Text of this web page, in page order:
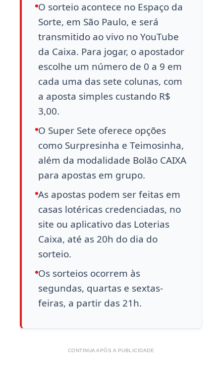
O sorteio acontece no Espaço da
Sorte, em São Paulo, e será
transmitido ao vivo no YouTube
da Caixa. Para jogar, o apostador
escolhe um número de 0 a 9 em
cada uma das sete colunas, com
a aposta simples custando R$
3,00.
O Super Sete oferece opções
como Surpresinha e Teimosinha,
além da modalidade Bolão CAIXA
para apostas em grupo.
As apostas podem ser feitas em
casas lotéricas credenciadas, no
site ou aplicativo das Loterias
Caixa, até as 20h do dia do
sorteio.
Os sorteios ocorrem às
segundas, quartas e sextas-
feiras, a partir das 21h.
CONTINUA APÓS A PUBLICIDADE